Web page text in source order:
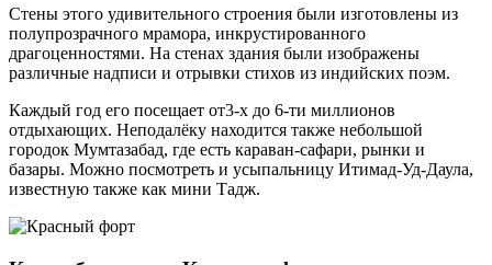
Стены этого удивительного строения были изготовлены из
полупрозрачного мрамора, инкрустированного
драгоценностями. На стенах здания были изображены
различные надписи и отрывки стихов из индийских поэм.
Каждый год его посещает от3-х до 6-ти миллионов
отдыхающих. Неподалёку находится также небольшой
городок Мумтазабад, где есть караван-сафари, рынки и
базары. Можно посмотреть и усыпальницу Итимад-Уд-Даула,
известную также как мини Тадж.